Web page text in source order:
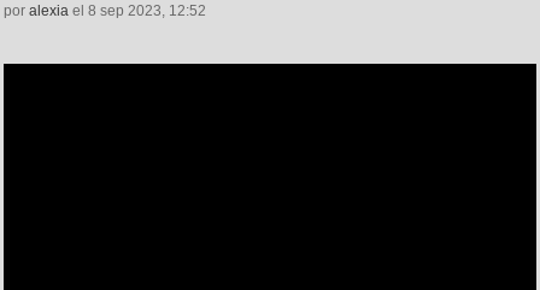
por alexia el 8 sep 2023, 12:52